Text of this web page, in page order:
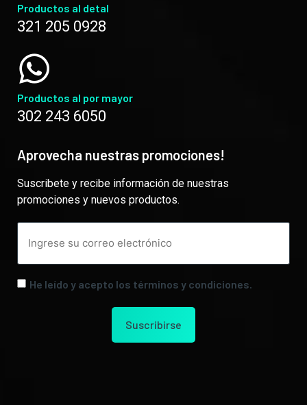
Productos al detal
321 205 0928
Productos al por mayor
302 243 6050
Aprovecha nuestras promociones!
Suscribete y recibe información de nuestras
promociones y nuevos productos.
He leído y acepto los términos y condiciones.